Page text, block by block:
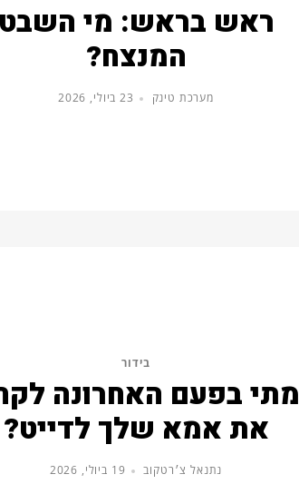
ראש בראש: מי
המנצח?
מערכת טינק 23 ביולי, 2026
בידור
מתי בפעם האחרונה
את אמא שלך לדייט?
נתנאל צ׳רטקוב 19 ביולי, 2026